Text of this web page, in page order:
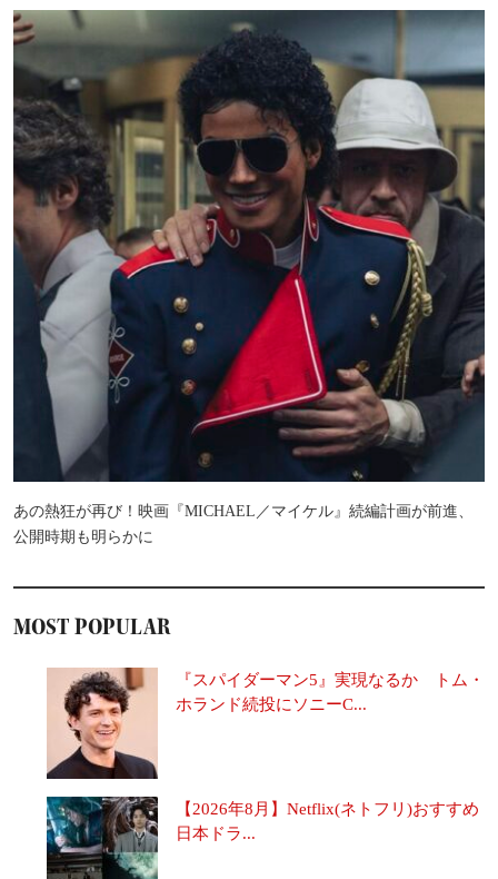
あの熱狂が再び！映画『MICHAEL／マイケル』続編計画が前進、
公開時期も明らかに
MOST POPULAR
『スパイダーマン5』実現なるか トム・
ホランド続投にソニーC...
【2026年8月】Netflix(ネトフリ)おすすめ
日本ドラ...